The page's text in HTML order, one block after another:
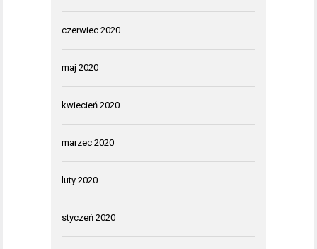
czerwiec 2020
maj 2020
kwiecień 2020
marzec 2020
luty 2020
styczeń 2020